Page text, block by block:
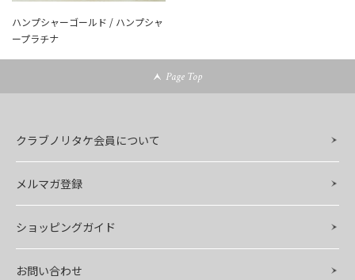
ハンプシャーゴールド / ハンプシャ
ープラチナ
Page Top
クラブノリタケ会員について
メルマガ登録
ショッピングガイド
お問い合わせ